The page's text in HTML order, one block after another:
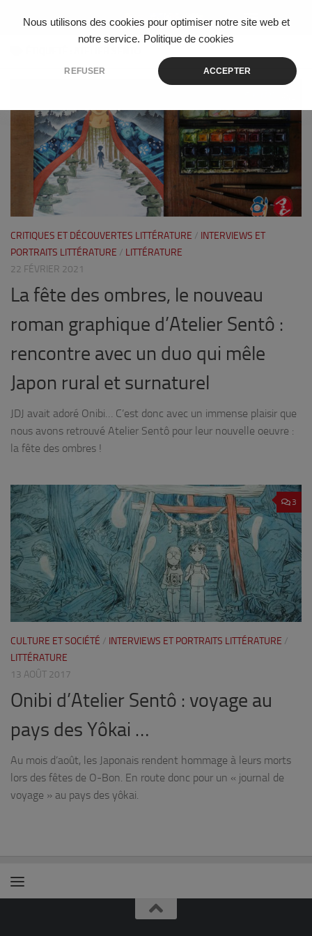
Nous utilisons des cookies pour optimiser notre site web et
notre service. Politique de cookies
REFUSER ACCEPTER
Skip to content
CRITIQUES ET DÉCOUVERTES LITTÉRATURE / INTERVIEWS ET
PORTRAITS LITTÉRATURE / LITTÉRATURE
22 FÉVRIER 2021
La fête des ombres, le nouveau
roman graphique d’Atelier Sentô :
rencontre avec un duo qui mêle
Japon rural et surnaturel
JDJ avait adoré Onibi… C’est donc avec un immense plaisir que
nous avons retrouvé Atelier Sentô pour leur nouvelle oeuvre :
la fête des ombres !
3
CULTURE ET SOCIÉTÉ / INTERVIEWS ET PORTRAITS LITTÉRATURE /
LITTÉRATURE
13 AOÛT 2017
Onibi d’Atelier Sentô : voyage au
pays des Yôkai …
Au mois d’août, les Japonais rendent hommage à leurs morts
lors des fêtes de O-Bon. En route donc pour un « journal de
voyage » au pays des yôkai.